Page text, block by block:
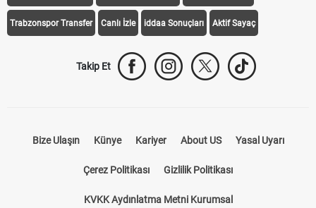
Galatasaray Transfer Fenerbahçe Transfer Beşiktaş Transfer
Canlı İzle iddaa Sonuçları Aktif Sayaç
Künye Kariyer About US
Çerez Politikası Gizlilik Politikası